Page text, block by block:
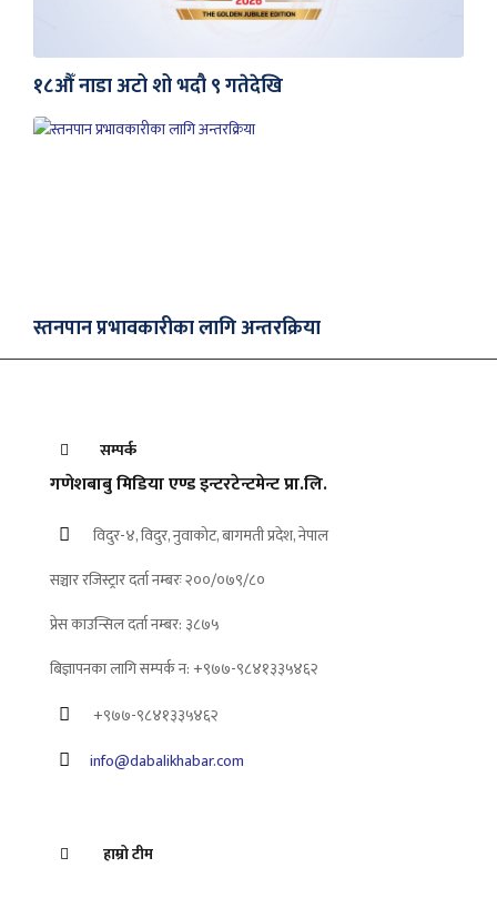
१८औँ नाडा अटो शो भदौ ९ गतेदेखि
स्तनपान प्रभावकारीका लागि अन्तरक्रिया
सम्पर्क
गणेशबाबु मिडिया एण्ड इन्टरटेन्टमेन्ट प्रा.लि.
विदुर-४, विदुर, नुवाकोट, बागमती प्रदेश, नेपाल
सञ्चार रजिस्ट्रार दर्ता नम्बरः २००/०७९/८०
प्रेस काउन्सिल दर्ता नम्बर: ३८७५
बिज्ञापनका लागि सम्पर्क न: +९७७-९८४१३३५४६२
+९७७-९८४१३३५४६२
info@dabalikhabar.com
हाम्रो टीम